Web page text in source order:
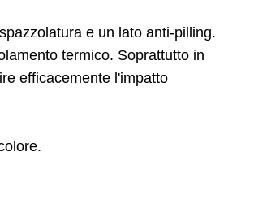
e un lato anti-pilling.
termico. Soprattutto in
efficacemente l'impatto